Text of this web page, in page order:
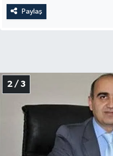
Paylaş
2 / 3